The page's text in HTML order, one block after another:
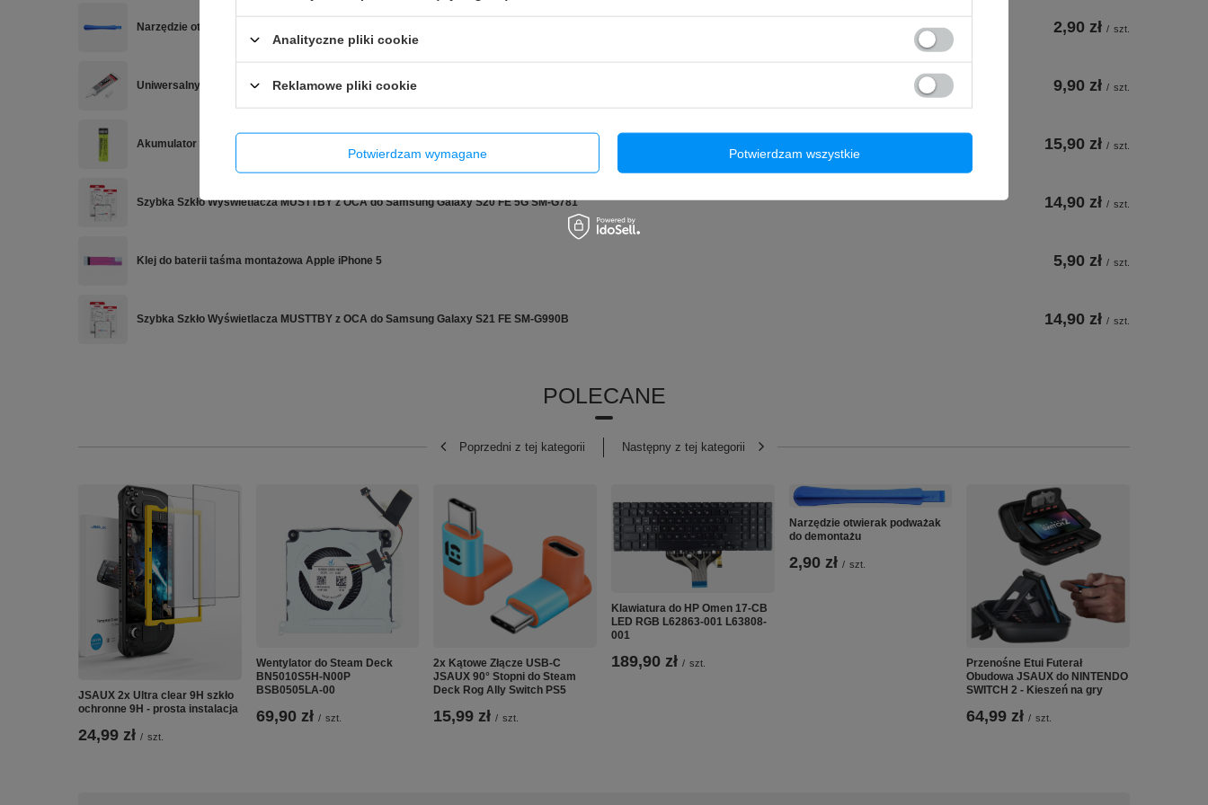
Narzędzie otwierak podważak do demontażu 2,90 zł / szt.
Uniwersalny klej montażowy B7000 15 ml 9,90 zł / szt.
Akumulator bateria ogniwo VariCore VC-1826 18650 Li-ion 3.7V 2600mAh 15,90 zł / szt.
Szybka Szkło Wyświetlacza MUSTTBY z OCA do Samsung Galaxy S20 FE 5G SM-G781 14,90 zł / szt.
Klej do baterii taśma montażowa Apple iPhone 5 5,90 zł / szt.
Szybka Szkło Wyświetlacza MUSTTBY z OCA do Samsung Galaxy S21 FE SM-G990B 14,90 zł / szt.
POLECANE
Poprzedni z tej kategorii Następny z tej kategorii
JSAUX 2x Ultra clear 9H szkło
ochronne 9H - prosta instalacja
24,99 zł / szt.
Wentylator do Steam Deck
BN5010S5H-N00P
BSB0505LA-00
69,90 zł / szt.
2x Kątowe Złącze USB-C
JSAUX 90° Stopni do Steam
Deck Rog Ally Switch PS5
15,99 zł / szt.
Klawiatura do HP Omen 17-CB
LED RGB L62863-001 L63808-
001
189,90 zł / szt.
Narzędzie otwierak podważak
do demontażu
2,90 zł / szt.
Przenośne Etui Futerał
Obudowa JSAUX do NINTENDO
SWITCH 2 - Kieszeń na gry
64,99 zł / szt.
Analityczne pliki cookie
Reklamowe pliki cookie
Potwierdzam wymagane Potwierdzam wszystkie